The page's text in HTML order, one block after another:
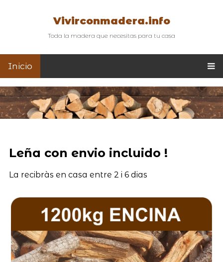
Vivirconmadera.info
Toda la madera que necesitas para tu casa
Inicio
Leña con envio incluido !
La recibràs en casa entre 2 i 6 dias